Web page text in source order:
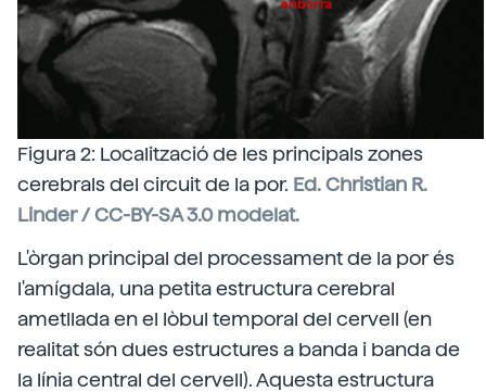
Figura 2: Localització de les principals zones
cerebrals del circuit de la por. Ed. Christian R.
Linder / CC-BY-SA 3.0 modelat.
L'òrgan principal del processament de la por és
l'amígdala, una petita estructura cerebral
ametllada en el lòbul temporal del cervell (en
realitat són dues estructures a banda i banda de
la línia central del cervell). Aquesta estructura